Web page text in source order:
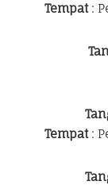
Tempat:
Tempat: